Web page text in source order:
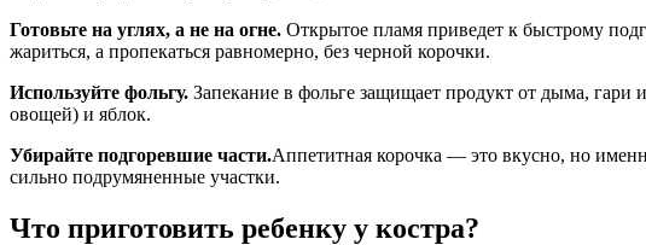
Готовьте на углях, а не на огне. Открытое пламя приведет к быстрому
жариться, а пропекаться равномерно, без черной корочки.
Используйте фольгу. Запекание в фольге защищает продукт от дыма, гари
овощей) и яблок.
Убирайте подгоревшие части.Аппетитная корочка — это вкусно, но
сильно подрумяненные участки.
Что приготовить ребенку у костра?